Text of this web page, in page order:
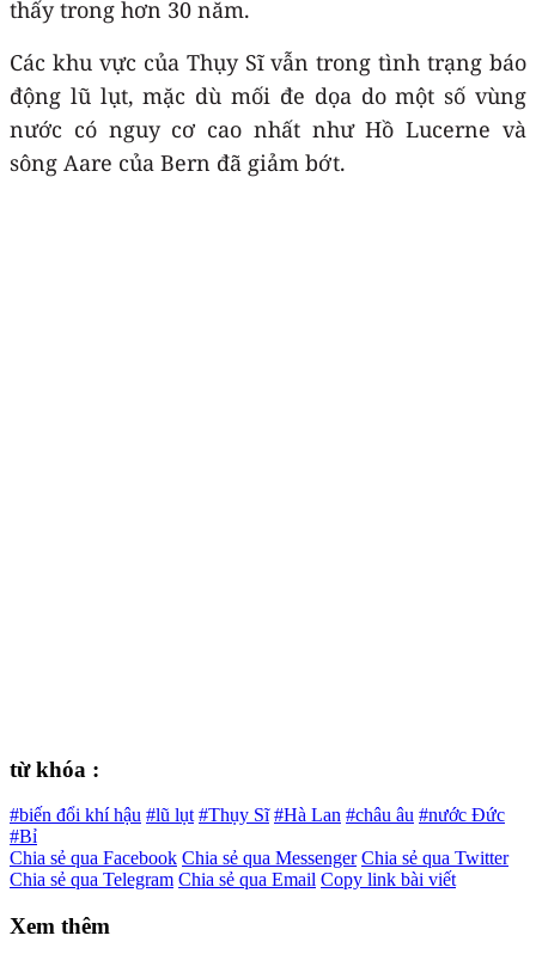
thấy trong hơn 30 năm.
Các khu vực của Thụy Sĩ vẫn trong tình trạng báo
động lũ lụt, mặc dù mối đe dọa do một số vùng
nước có nguy cơ cao nhất như Hồ Lucerne và
sông Aare của Bern đã giảm bớt.
từ khóa :
#biến đổi khí hậu #lũ lụt #Thụy Sĩ #Hà Lan #châu âu #nước Đức
#Bỉ
Chia sẻ qua Facebook Chia sẻ qua Messenger Chia sẻ qua Twitter
Chia sẻ qua Telegram Chia sẻ qua Email Copy link bài viết
Xem thêm